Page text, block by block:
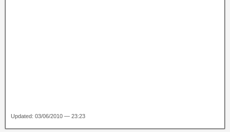
Updated: 03/06/2010 — 23:23